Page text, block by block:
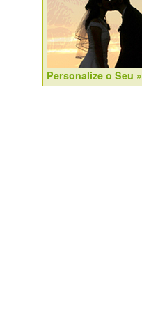
Personalize o Seu »